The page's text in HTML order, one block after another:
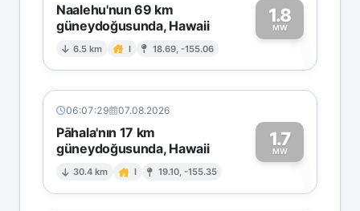
Naalehu'nun 69 km
güneydoğusunda, Hawaii
6.5 km I 18.69, -155.06
1.8
MW1
06:07:29 07.08.2026
Pāhala'nın 17 km
güneydoğusunda, Hawaii
30.4 km I 19.10, -155.35
1.7
MW1